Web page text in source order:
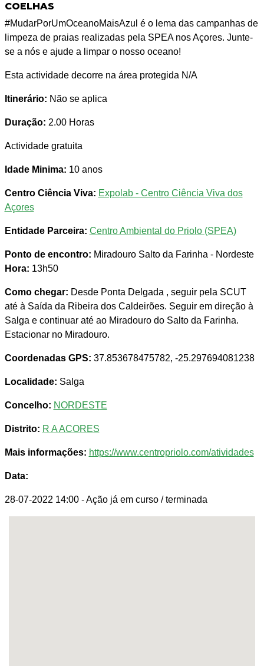
COELHAS
#MudarPorUmOceanoMaisAzul é o lema das campanhas de
limpeza de praias realizadas pela SPEA nos Açores. Junte-
se a nós e ajude a limpar o nosso oceano!
Esta actividade decorre na área protegida N/A
Itinerário: Não se aplica
Duração: 2.00 Horas
Actividade gratuita
Idade Minima: 10 anos
Centro Ciência Viva: Expolab - Centro Ciência Viva dos
Açores
Entidade Parceira: Centro Ambiental do Priolo (SPEA)
Ponto de encontro: Miradouro Salto da Farinha - Nordeste
Hora: 13h50
Como chegar: Desde Ponta Delgada , seguir pela SCUT
até à Saída da Ribeira dos Caldeirões. Seguir em direção à
Salga e continuar até ao Miradouro do Salto da Farinha.
Estacionar no Miradouro.
Coordenadas GPS: 37.853678475782, -25.297694081238
Localidade: Salga
Concelho: NORDESTE
Distrito: R A ACORES
Mais informações: https://www.centropriolo.com/atividades
Data:
28-07-2022 14:00 - Ação já em curso / terminada